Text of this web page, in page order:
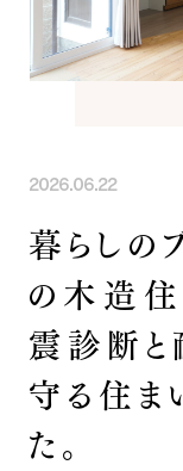
コンセプト
5つの約束
家づくりの流れ
INFORMATION
社長ブログ
スタッフブログ
お知らせ
家づくり相談会
Tel.
2026.06.22
暮らしの
の木造住
震診断
守る住ま
た。